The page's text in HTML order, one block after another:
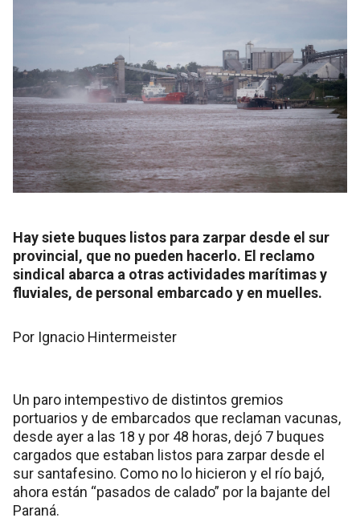
Hay siete buques listos para zarpar desde el sur
provincial, que no pueden hacerlo. El reclamo
sindical abarca a otras actividades marítimas y
fluviales, de personal embarcado y en muelles.
Por Ignacio Hintermeister
Un paro intempestivo de distintos gremios
portuarios y de embarcados que reclaman vacunas,
desde ayer a las 18 y por 48 horas, dejó 7 buques
cargados que estaban listos para zarpar desde el
sur santafesino. Como no lo hicieron y el río bajó,
ahora están “pasados de calado” por la bajante del
Paraná.